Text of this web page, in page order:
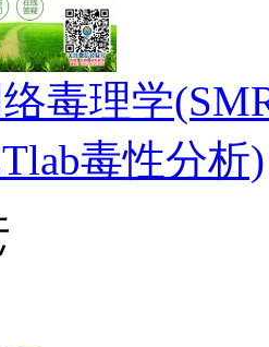
毒理学
毒性分析)